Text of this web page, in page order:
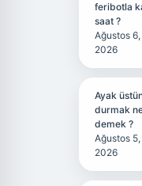
feribotla
saat ?
Ağustos 6,
2026
Ayak
durmak
demek ?
Ağustos 5,
2026